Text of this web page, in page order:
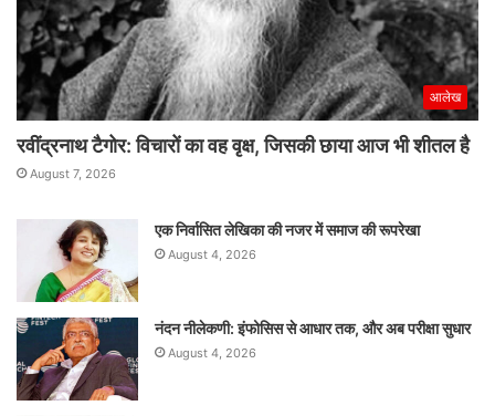
आलेख
रवींद्रनाथ टैगोर: विचारों का वह वृक्ष, जिसकी छाया आज भी शीतल है
August 7, 2026
एक निर्वासित लेखिका की नजर में समाज की रूपरेखा
August 4, 2026
नंदन नीलेकणी: इंफोसिस से आधार तक, और अब परीक्षा सुधार
August 4, 2026